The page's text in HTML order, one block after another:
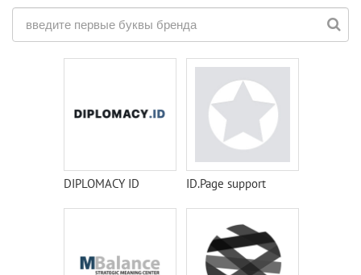
DIPLOMACY ID ID.Page support